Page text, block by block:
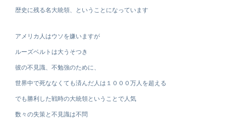
歴史に残る名大統領、ということになっています
アメリカ人はウソを嫌いますが
ルーズベルトは大うそつき
彼の不見識、不勉強のために、
世界中で死ななくても済んだ人は１０００万人を超える
でも勝利した戦時の大統領ということで人気
数々の失策と不見識は不問